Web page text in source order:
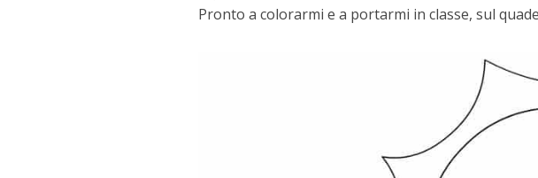
Pronto a colorarmi e a portarmi in classe, sul